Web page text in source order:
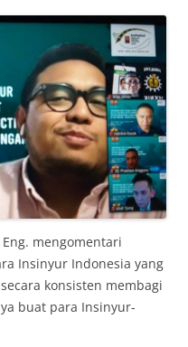
mengomentari
Insinyur Indonesia yang
konsisten membagi
buat para Insinyur-